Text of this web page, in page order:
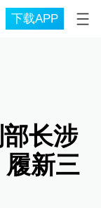
下载APP
长涉
履新三